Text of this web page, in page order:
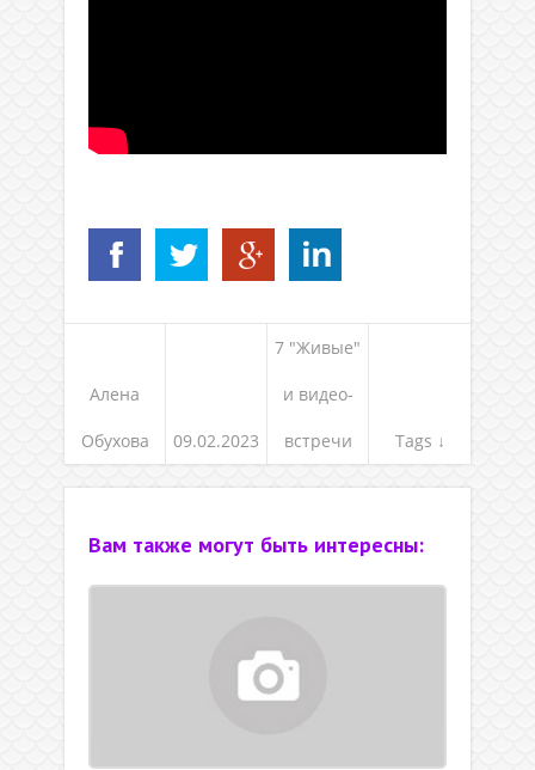
Алена
Обухова 09.02.2023
7 "Живые"
и видео-
встречи Tags ↓
Вам также могут быть интересны: